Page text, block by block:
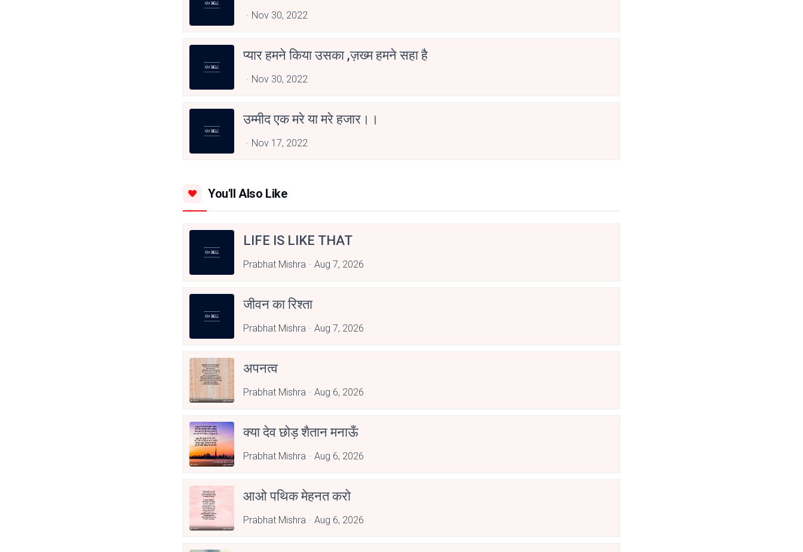
Nov 30, 2022
प्यार हमने किया उसका ,ज़ख्म हमने सहा है
Nov 30, 2022
उम्मीद एक मरे या मरे हजार।।
Nov 17, 2022
You'll Also Like
LIFE IS LIKE THAT
Prabhat Mishra Aug 7, 2026
जीवन का रिश्ता
Prabhat Mishra Aug 7, 2026
अपनत्व
Prabhat Mishra Aug 6, 2026
क्या देव छोड़ शैतान मनाऊँ
Prabhat Mishra Aug 6, 2026
आओ पथिक मेहनत करो
Prabhat Mishra Aug 6, 2026